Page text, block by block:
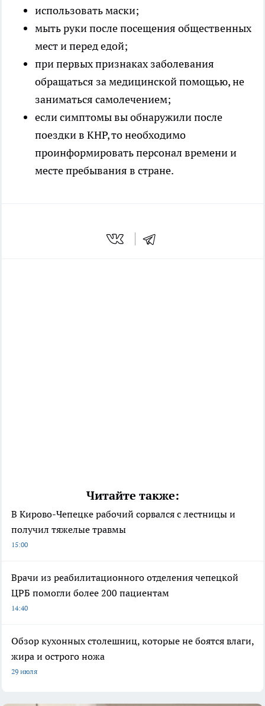
использовать маски;
мыть руки после посещения общественных
мест и перед едой;
при первых признаках заболевания
обращаться за медицинской помощью, не
заниматься самолечением;
если симптомы вы обнаружили после
поездки в КНР, то необходимо
проинформировать персонал времени и
месте пребывания в стране.
Читайте также:
В Кирово-Чепецке рабочий сорвался с лестницы и
получил тяжелые травмы
15:00
Врачи из реабилитационного отделения чепецкой
ЦРБ помогли более 200 пациентам
14:40
Обзор кухонных столешниц, которые не боятся влаги,
жира и острого ножа
29 июля